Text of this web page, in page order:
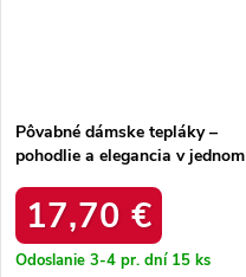
Pôvabné dámske tepláky –
pohodlie a elegancia v jednom
17,70 €
Odoslanie 3-4 pr. dní 15 ks